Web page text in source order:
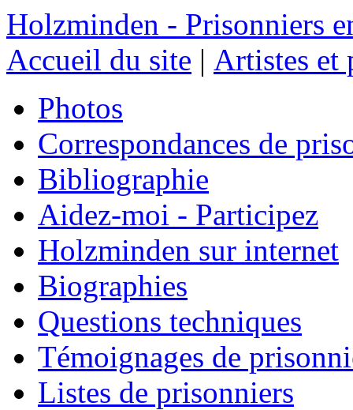
Holzminden - Prisonniers
Accueil du site | Artistes et
Photos
Correspondances de
Bibliographie
Aidez-moi - Participez
Holzminden sur internet
Biographies
Questions techniques
Témoignages de
Listes de prisonniers